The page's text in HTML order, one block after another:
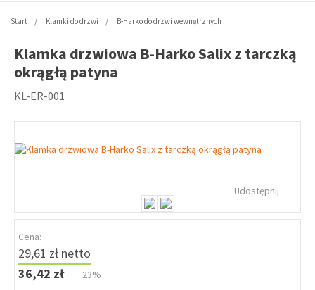
Start Klamki do drzwi B-Harko do drzwi wewnętrznych
Klamka drzwiowa B-Harko Salix z tarczką
okrągłą patyna
KL-ER-001
Udostępnij
Cena:
29,61 zł netto
36,42 zł
23%